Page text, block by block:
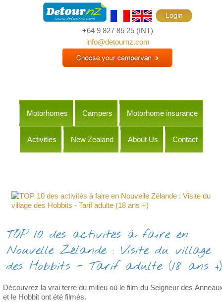
+64 9 827 85 25 (INT)
info@detournz.com
Motorhomes Campers Motorhome insurance
Activities New Zealand About Us Contact
TOP 10 des activités à faire en
Nouvelle Zélande : Visite du village
des Hobbits - Tarif adulte (18 ans +)
Découvrez la vrai terre du milieu où le film du Seigneur des
et le Hobbit ont été filmés.